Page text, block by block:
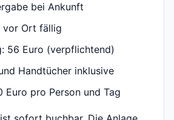
bei Ankunft
vor Ort fällig
56 Euro (verpflichtend)
Handtücher inklusive
Euro pro Person und Tag